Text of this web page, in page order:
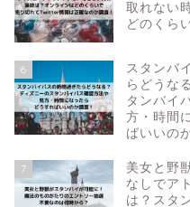
取れない
どのくら
6
スタンバ
らどうな
タンバイ
方・時間
ばいいの
7
美女と野
なしでア
は？スタ